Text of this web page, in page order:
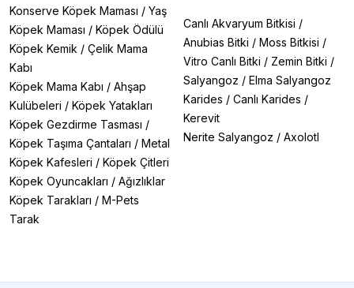
neden olabilir.
Köpek Maması Besin Öğeleri
Köpek mamasında bulunması gereken temel besin öğeleri
şunlardır:
Protein:Kas gelişimi ve onarımı, enerji üretimi için
vazgeçilmezdir. Et, balık, yumurta gibi hayvansal kaynaklar,
kaliteli proteinin ana bileşenleridir.
Yağlar:Enerji sağlar, deri sağlığını destekler ve vitamin
emilimine yardımcı olur. Balık yağı, keten tohumu yağı ve tavuk
yağı gibi kaliteli yağlar tercih edilmelidir.
Karbonhidratlar:
Konserve Köpek Maması / Yaş
Köpek Maması / Köpek Ödülü
Köpek Kemik / Çelik Mama
Kabı
Köpek Mama Kabı / Ahşap
Kulübeleri / Köpek Yatakları
Köpek Gezdirme Tasması /
Köpek Taşıma Çantaları / Metal
Köpek Kafesleri / Köpek Çitleri
Köpek Oyuncakları / Ağızlıklar
Köpek Tarakları / M-Pets
Tarak
Canlı Akvaryum Bitkisi /
Anubias Bitki / Moss Bitkisi /
Vitro Canlı Bitki / Zemin Bitki /
Salyangoz / Elma Salyangoz
Karides / Canlı Karides /
Kerevit
Nerite Salyangoz / Axolotl